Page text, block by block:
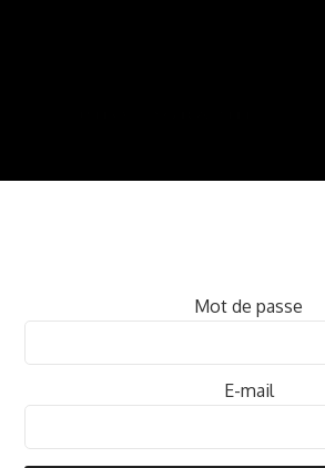
Mot de passe
E-mail